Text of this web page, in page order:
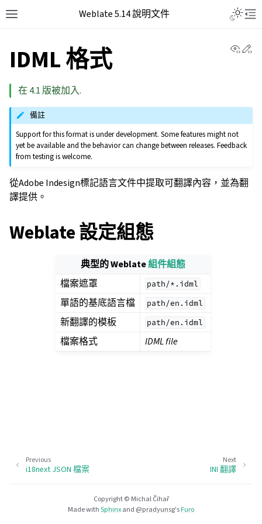
Weblate 5.14 說明文件
IDML 格式
在 4.1 版被加入.
備註
Support for this format is under development. Some features might not
yet be available and the behavior can change between releases. Feedback
from testing is welcome.
從Adobe Indesign標記語言文件中提取可翻譯內容，並為翻
譯提供。
Weblate 設定組態
典型的 Weblate組件組態
檔案遮罩
path/*.idml
單語的基底語言檔 path/en.idml
新翻譯的模板 path/en.idml
檔案格式 IDML file
Next
INI 翻譯
Previous
i18next JSON 檔案
Copyright © Michal Čihař
Made withSphinxand @pradyunsg'sFuro